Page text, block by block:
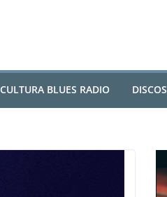
CULTURA BLUES RADIO DISCOS